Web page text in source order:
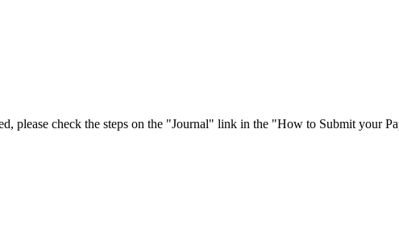
please check the steps on the "Journal" link in the "How to Submit your